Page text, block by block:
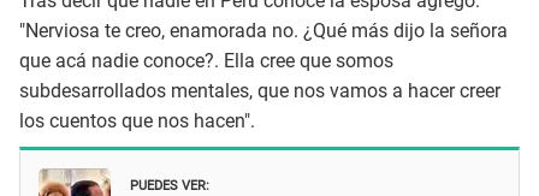
"Nerviosa te creo, enamorada no. ¿Qué más dijo la señora
que acá nadie conoce?. Ella cree que somos
subdesarrollados mentales, que nos vamos a hacer creer
los cuentos que nos hacen".
PUEDES VER: